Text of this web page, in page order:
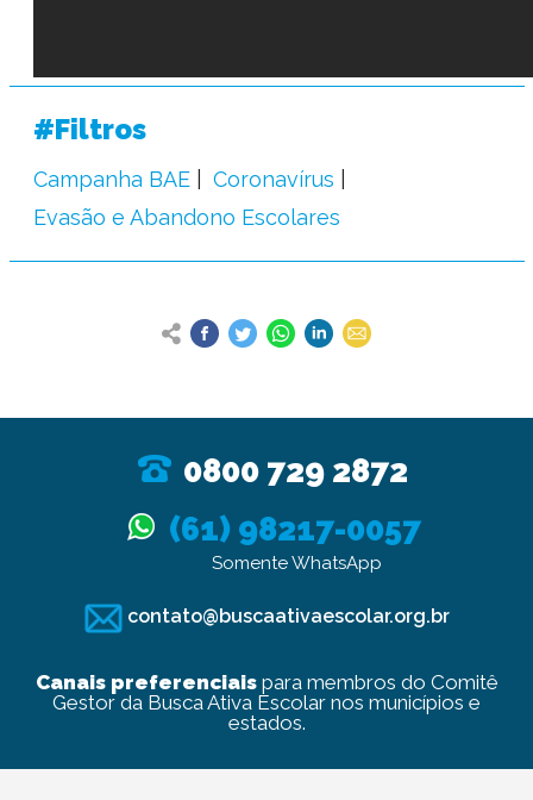
#Filtros
Campanha BAE
Coronavírus
Evasão e Abandono Escolares
0800 729 2872
(61) 98217-0057
Somente WhatsApp
contato@buscaativaescolar.org.br
Canais preferenciaispara membros do Comitê
Gestor da Busca Ativa Escolar nos municípios e
estados.